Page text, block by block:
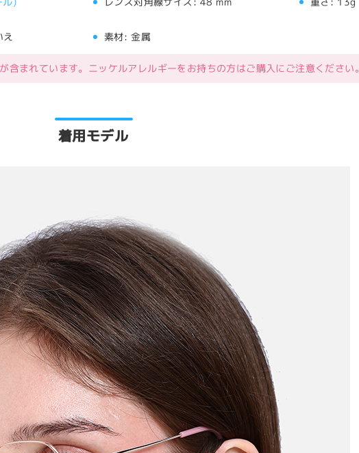
え 素材: 金属
含まれています。ニッケルアレルギーをお持ちの方はご購入にご注意ください。
着用モデル